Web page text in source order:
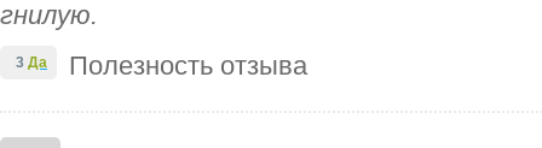
гнилую.
Полезность отзыва
3 Да